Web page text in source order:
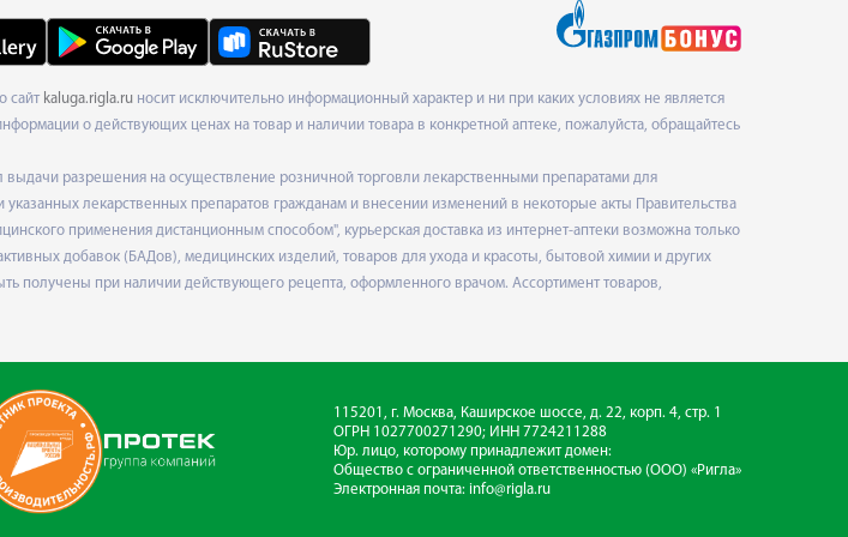
сайт kaluga.rigla.ru носит исключительно информационный характер и ни при каких условиях не является
о действующих ценах на товар и наличии товара в конкретной аптеке, пожалуйста, обращайтесь
разрешения на осуществление розничной торговли лекарственными препаратами для
лекарственных препаратов гражданам и внесении изменений в некоторые акты Правительства
применения дистанционным способом", курьерская доставка из интернет-аптеки возможна только
добавок (БАДов), медицинских изделий, товаров для ухода и красоты, бытовой химии и других
получены при наличии действующего рецепта, оформленного врачом. Ассортимент товаров,
115201, г. Москва, Каширское шоссе, д. 22, корп. 4, стр. 1
ОГРН 1027700271290; ИНН 7724211288
Юр. лицо, которому принадлежит домен:
Общество с ограниченной ответственностью (ООО) «Ригла»
Электронная почта: info@rigla.ru